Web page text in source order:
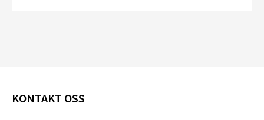
KONTAKT OSS